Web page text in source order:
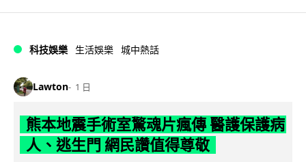
科技娛樂 生活娛樂 城中熱話
Lawton 1 日
熊本地震手術室驚魂片瘋傳 醫護保護病
人、逃生門 網民讚值得尊敬